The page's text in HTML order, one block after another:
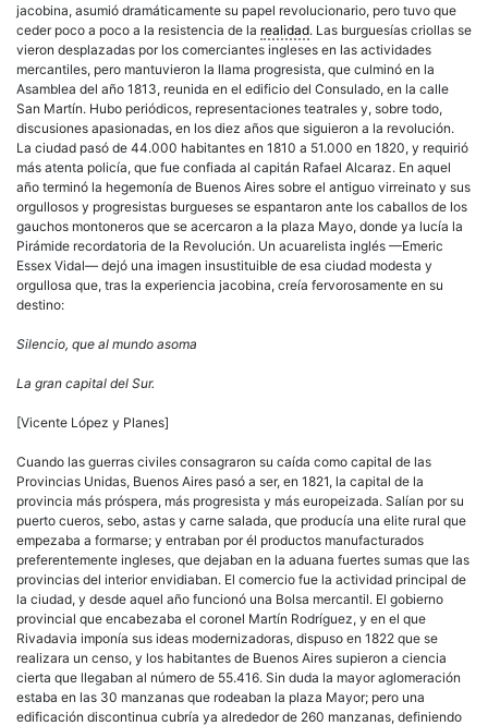
jacobina, asumió dramáticamente su papel revolucionario, pero tuvo que
ceder poco a poco a la resistencia de la realidad. Las burguesías criollas se
vieron desplazadas por los comerciantes ingleses en las actividades
mercantiles, pero mantuvieron la llama progresista, que culminó en la
Asamblea del año 1813, reunida en el edificio del Consulado, en la calle
San Martín. Hubo periódicos, representaciones teatrales y, sobre todo,
discusiones apasionadas, en los diez años que siguieron a la revolución.
La ciudad pasó de 44.000 habitantes en 1810 a 51.000 en 1820, y requirió
más atenta policía, que fue confiada al capitán Rafael Alcaraz. En aquel
año terminó la hegemonía de Buenos Aires sobre el antiguo virreinato y sus
orgullosos y progresistas burgueses se espantaron ante los caballos de los
gauchos montoneros que se acercaron a la plaza Mayo, donde ya lucía la
Pirámide recordatoria de la Revolución. Un acuarelista inglés —Emeric
Essex Vidal— dejó una imagen insustituible de esa ciudad modesta y
orgullosa que, tras la experiencia jacobina, creía fervorosamente en su
destino:
Silencio, que al mundo asoma
La gran capital del Sur.
[Vicente López y Planes]
Cuando las guerras civiles consagraron su caída como capital de las
Provincias Unidas, Buenos Aires pasó a ser, en 1821, la capital de la
provincia más próspera, más progresista y más europeizada. Salían por su
puerto cueros, sebo, astas y carne salada, que producía una elite rural que
empezaba a formarse; y entraban por él productos manufacturados
preferentemente ingleses, que dejaban en la aduana fuertes sumas que las
provincias del interior envidiaban. El comercio fue la actividad principal de
la ciudad, y desde aquel año funcionó una Bolsa mercantil. El gobierno
provincial que encabezaba el coronel Martín Rodríguez, y en el que
Rivadavia imponía sus ideas modernizadoras, dispuso en 1822 que se
realizara un censo, y los habitantes de Buenos Aires supieron a ciencia
cierta que llegaban al número de 55.416. Sin duda la mayor aglomeración
estaba en las 30 manzanas que rodeaban la plaza Mayor; pero una
edificación discontinua cubría ya alrededor de 260 manzanas, definiendo